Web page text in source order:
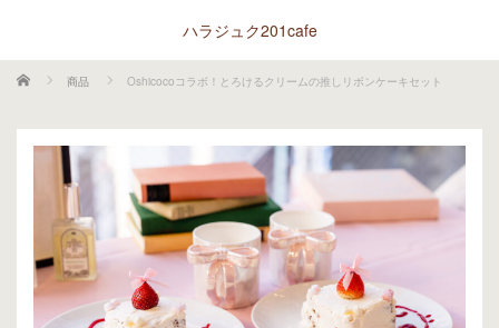
ハラジュク201cafe
ホーム 商品 Oshicocoコラボ！とろけるクリームの推しリボンケーキセット